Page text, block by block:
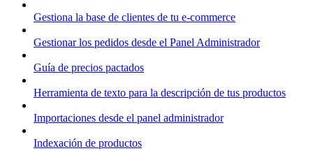
Gestiona la base de clientes de tu e-commerce
Gestionar los pedidos desde el Panel Administrador
Guía de precios pactados
Herramienta de texto para la descripción de tus productos
Importaciones desde el panel administrador
Indexación de productos